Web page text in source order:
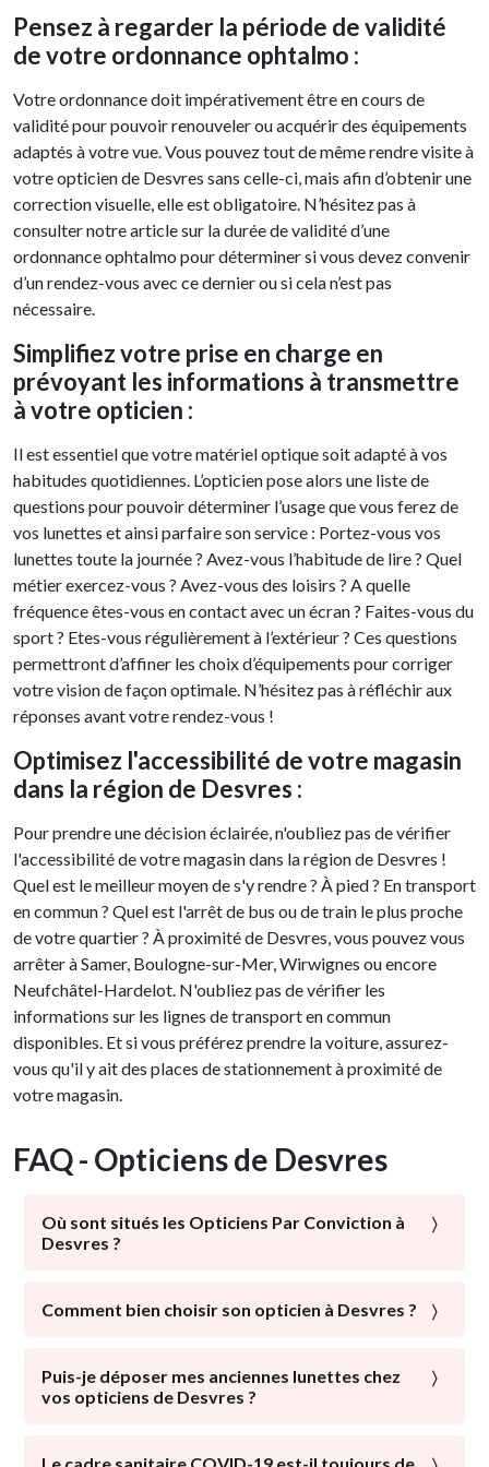
Pensez à regarder la période de validité
de votre ordonnance ophtalmo :
Votre ordonnance doit impérativement être en cours de
validité pour pouvoir renouveler ou acquérir des équipements
adaptés à votre vue. Vous pouvez tout de même rendre visite à
votre opticien de Desvres sans celle-ci, mais afin d’obtenir une
correction visuelle, elle est obligatoire. N’hésitez pas à
consulter notre article sur la durée de validité d’une
ordonnance ophtalmo pour déterminer si vous devez convenir
d’un rendez-vous avec ce dernier ou si cela n’est pas
nécessaire.
Simplifiez votre prise en charge en
prévoyant les informations à transmettre
à votre opticien :
Il est essentiel que votre matériel optique soit adapté à vos
habitudes quotidiennes. L’opticien pose alors une liste de
questions pour pouvoir déterminer l’usage que vous ferez de
vos lunettes et ainsi parfaire son service : Portez-vous vos
lunettes toute la journée ? Avez-vous l’habitude de lire ? Quel
métier exercez-vous ? Avez-vous des loisirs ? A quelle
fréquence êtes-vous en contact avec un écran ? Faites-vous du
sport ? Etes-vous régulièrement à l’extérieur ? Ces questions
permettront d’affiner les choix d’équipements pour corriger
votre vision de façon optimale. N’hésitez pas à réfléchir aux
réponses avant votre rendez-vous !
Optimisez l'accessibilité de votre magasin
dans la région de Desvres :
Pour prendre une décision éclairée, n'oubliez pas de vérifier
l'accessibilité de votre magasin dans la région de Desvres !
Quel est le meilleur moyen de s'y rendre ? À pied ? En transport
en commun ? Quel est l'arrêt de bus ou de train le plus proche
de votre quartier ? À proximité de Desvres, vous pouvez vous
arrêter à Samer, Boulogne-sur-Mer, Wirwignes ou encore
Neufchâtel-Hardelot. N'oubliez pas de vérifier les
informations sur les lignes de transport en commun
disponibles. Et si vous préférez prendre la voiture, assurez-
vous qu'il y ait des places de stationnement à proximité de
votre magasin.
FAQ - Opticiens de Desvres
Où sont situés les Opticiens Par Conviction à
Desvres ?
commerces locaux : les Opticiens Par Conviction sont
l'opticien desvrois qui vous correspond !
Comment bien choisir son opticien à Desvres ?
en avant par un opticien. Un expert de la vision doit
mettre tout son savoir-faire à votre disposition afin
Puis-je déposer mes anciennes lunettes chez
vos opticiens de Desvres ?